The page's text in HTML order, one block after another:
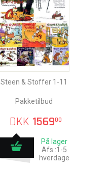
Steen & Stoffer 1-11
Pakketilbud
DKK 156900
På lager
Afs.:1-5
hverdage